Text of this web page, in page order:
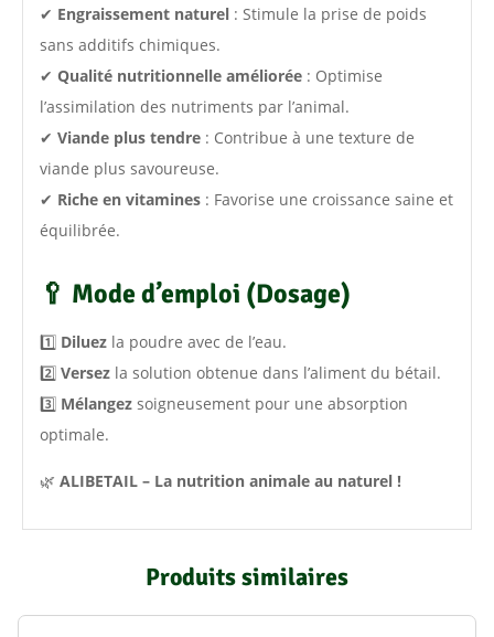
✔ Engraissement naturel : Stimule la prise de poids
sans additifs chimiques.
✔ Qualité nutritionnelle améliorée : Optimise
l’assimilation des nutriments par l’animal.
✔ Viande plus tendre : Contribue à une texture de
viande plus savoureuse.
✔ Riche en vitamines : Favorise une croissance saine et
équilibrée.
🥄 Mode d’emploi (Dosage)
1️⃣ Diluez la poudre avec de l’eau.
2️⃣ Versez la solution obtenue dans l’aliment du bétail.
3️⃣ Mélangez soigneusement pour une absorption
optimale.
🌿 ALIBETAIL – La nutrition animale au naturel !
Produits similaires